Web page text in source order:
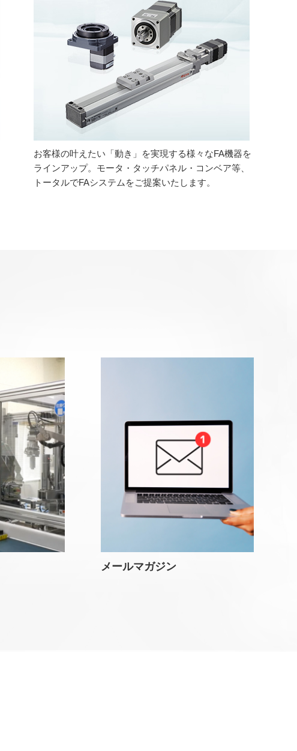
お客様の叶えたい「動き」を実現する様々なFA機器を
ラインアップ。モータ・タッチパネル・コンベア等、
トータルでFAシステムをご提案いたします。
メールマガジン